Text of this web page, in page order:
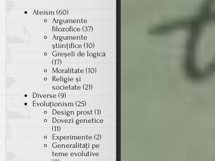
Ateism (60)
Argumente
filozofice (37)
Argumente
ştiinţifice (10)
Greşeli de logică
(17)
Moralitate (10)
Religie şi
societate (21)
Diverse (9)
Evoluţionism (25)
Design prost (1)
Dovezi genetice
(11)
Experimente (2)
Generalităţi pe
teme evolutive